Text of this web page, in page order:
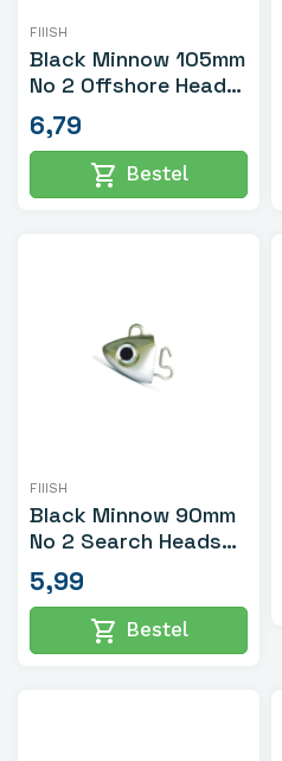
FIIISH
Black Minnow 105mm
No 2 Offshore Heads
16gr Khaki
6,79
shopping_cart Bestel
FIIISH
Black Minnow 90mm
No 2 Search Heads
8gr Khaki 2st.
5,99
shopping_cart Bestel